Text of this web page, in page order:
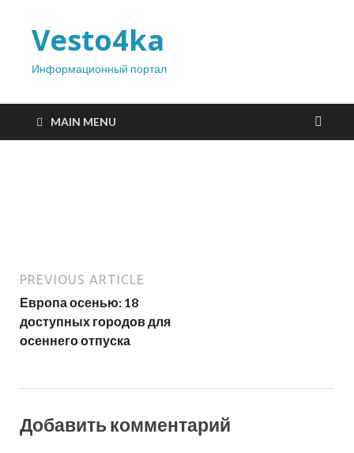
Vesto4ka
Информационный портал
MAIN MENU
PREVIOUS ARTICLE
Европа осенью: 18
доступных городов для
осеннего отпуска
Добавить комментарий